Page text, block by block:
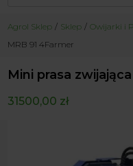
729 856 ...
biuro@ ...
Agrol Sklep Sklep Owijarki i
MRB 91 4Farmer
Mini prasa
31500,00 zł